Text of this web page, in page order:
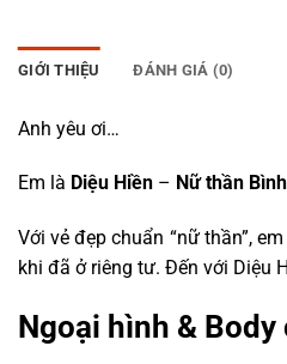
GIỚI THIỆU ĐÁNH GIÁ (0)
Anh yêu ơi…
Em là Diệu Hiền – Nữ thần
Với vẻ đẹp chuẩn “nữ thần”,
khi đã ở riêng tư. Đến với Diệu
Ngoại hình & Body